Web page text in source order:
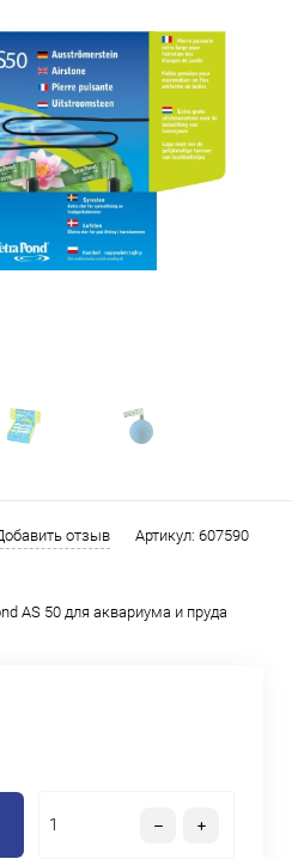
отзыв Артикул: 607590
AS 50 для аквариума и пруда